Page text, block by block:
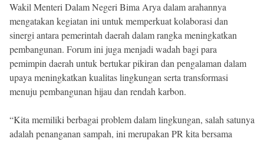
Wakil Menteri Dalam Negeri Bima Arya dalam arahannya
mengatakan kegiatan ini untuk memperkuat kolaborasi dan
sinergi antara pemerintah daerah dalam rangka meningkatkan
pembangunan. Forum ini juga menjadi wadah bagi para
pemimpin daerah untuk bertukar pikiran dan pengalaman dalam
upaya meningkatkan kualitas lingkungan serta transformasi
menuju pembangunan hijau dan rendah karbon.
“Kita memiliki berbagai problem dalam lingkungan, salah satunya
adalah penanganan sampah, ini merupakan PR kita bersama